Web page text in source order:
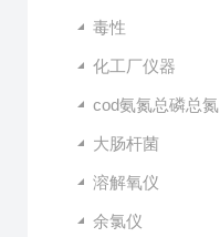
毒性
化工厂仪器
cod氨氮总磷总氮
大肠杆菌
溶解氧仪
余氯仪